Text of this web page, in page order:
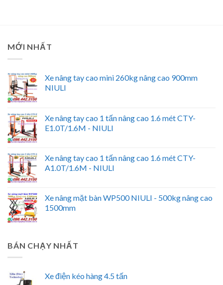
MỚI NHẤT
Xe nâng tay cao mini 260kg nâng cao 900mm
NIULI
Xe nâng tay cao 1 tấn nâng cao 1.6 mét CTY-
E1.0T/1.6M - NIULI
Xe nâng tay cao 1 tấn nâng cao 1.6 mét CTY-
A1.0T/1.6M - NIULI
Xe nâng mặt bàn WP500 NIULI - 500kg nâng cao
1500mm
BÁN CHẠY NHẤT
Xe điện kéo hàng 4.5 tấn